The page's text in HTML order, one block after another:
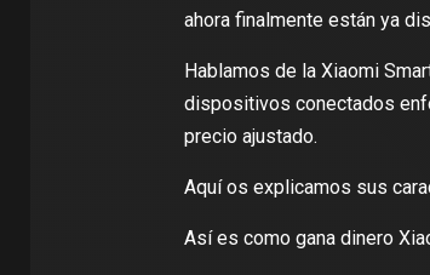
ahora finalmente están ya
Hablamos de la Xiaomi
dispositivos conectados
precio ajustado.
Aquí os explicamos sus
Así es como gana dinero